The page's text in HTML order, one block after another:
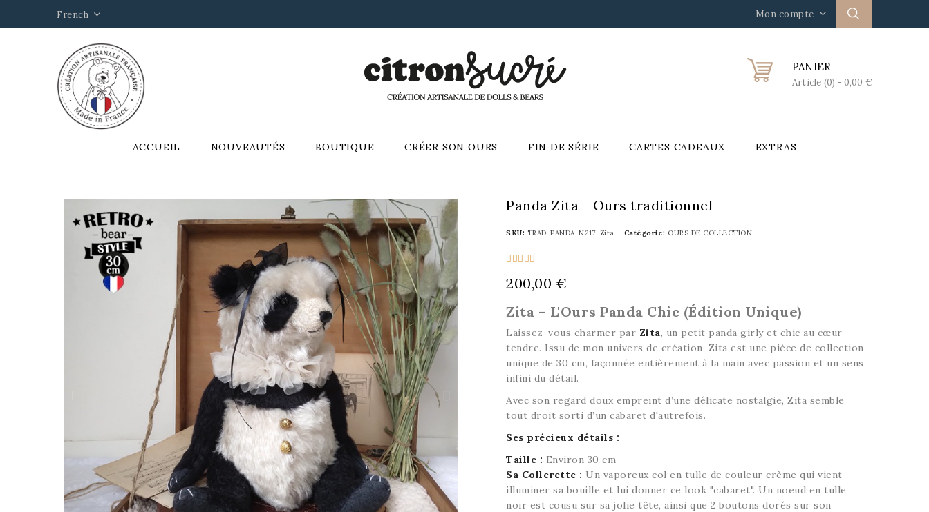
French Mon compte
PANIER
Article (0) - 0,00 €
ACCUEIL NOUVEAUTÉS BOUTIQUE CRÉER SON OURS FIN DE SÉRIE CARTES CADEAUX EXTRAS
Panda Zita - Ours traditionnel
SKU TRAD-PANDA-N217-Zita Catégorie OURS DE COLLECTION
    
200,00 €
Zita – L'Ours Panda Chic (Édition Unique)
Laissez-vous charmer par Zita, un petit panda girly et chic au cœur
tendre. Issu de mon univers de création, Zita est une pièce de collection
unique de 30 cm, façonnée entièrement à la main avec passion et un sens
infini du détail.
Avec son regard doux empreint d’une délicate nostalgie, Zita semble
tout droit sorti d’un cabaret d'autrefois.
Ses précieux détails :
Taille : Environ 30 cm
Sa Collerette : Un vaporeux col en tulle de couleur crème qui vient
illuminer sa bouille et lui donner ce look "cabaret". Un noeud en tulle
noir est cousu sur sa jolie tête, ainsi que 2 boutons dorés sur son